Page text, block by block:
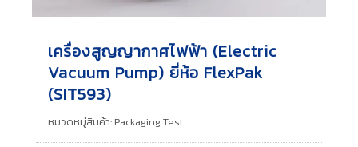
เครื่องสูญญากาศไฟฟ้า (Electric
Vacuum Pump) ยี่ห้อ FlexPak
(SIT593)
หมวดหมู่สินค้า: Packaging Test